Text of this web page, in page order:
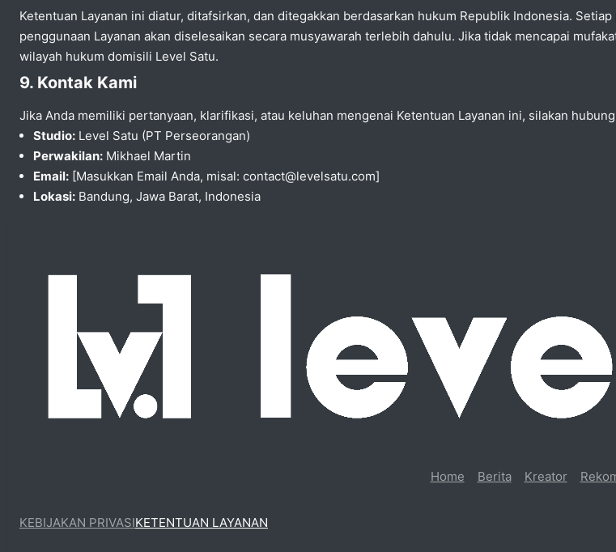
Ketentuan Layanan ini diatur, ditafsirkan, dan ditegakkan berdasarkan hukum Republik Indonesia.
penggunaan Layanan akan diselesaikan secara musyawarah terlebih dahulu. Jika tidak mencapai
wilayah hukum domisili Level Satu.
9. Kontak Kami
Jika Anda memiliki pertanyaan, klarifikasi, atau keluhan mengenai Ketentuan Layanan ini, silakan
Studio:Level Satu (PT Perseorangan)
Perwakilan:Mikhael Martin
Email:[Masukkan Email Anda, misal: contact@levelsatu.com]
Lokasi:Bandung, Jawa Barat, Indonesia
Home Berita Kreator
KEBIJAKAN PRIVASIKETENTUAN LAYANAN